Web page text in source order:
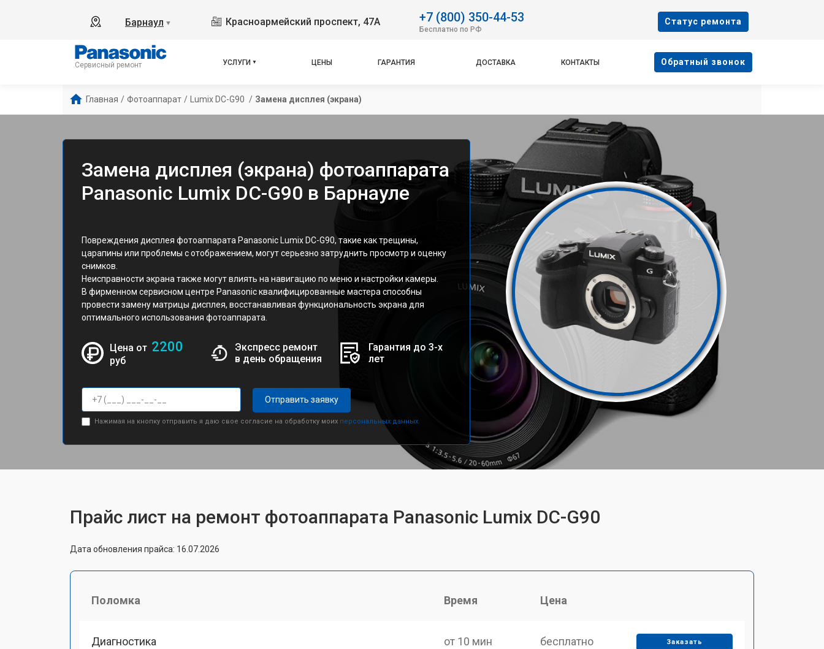
Барнаул ▼ Красноармейский проспект, 47А +7 (800) 350-44-53
Бесплатно по РФ
Cтатус ремонта
Сервисный ремонт УСЛУГИ ЦЕНЫ ГАРАНТИЯ ДОСТАВКА КОНТАКТЫ Oбратный звонок
Главная / Фотоаппарат / Lumix DC-G90 / Замена дисплея (экрана)
Замена дисплея (экрана) фотоаппарата
Panasonic Lumix DC-G90 в Барнауле
Повреждения дисплея фотоаппарата Panasonic Lumix DC-G90, такие как трещины,
царапины или проблемы с отображением, могут серьезно затруднить просмотр и оценку
снимков.
Неисправности экрана также могут влиять на навигацию по меню и настройки камеры.
В фирменном сервисном центре Panasonic квалифицированные мастера способны
провести замену матрицы дисплея, восстанавливая функциональность экрана для
оптимального использования фотоаппарата.
Цена от 2200
руб
Экспресс ремонт
в день обращения
Гарантия до 3-х
лет
Отправить заявку
Нажимая на кнопку отправить я даю свое согласие на обработку моих персональных данных.
Прайс лист на ремонт фотоаппарата Panasonic Lumix DC-G90
Дата обновления прайса: 16.07.2026
Поломка Время Цена
Диагностика от 10 мин бесплатно Заказать